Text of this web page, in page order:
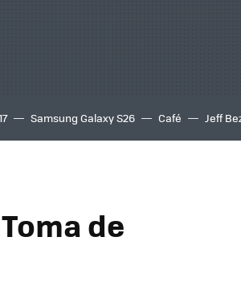
Samsung Galaxy S26 Café Jeff
de